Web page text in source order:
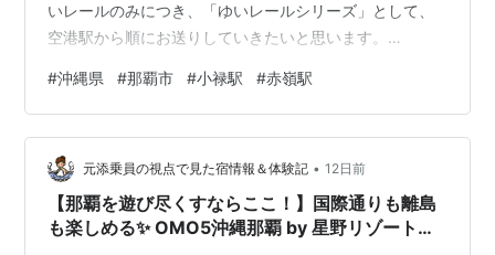
いレールのみにつき、「ゆいレールシリーズ」として、
空港駅から順にお送りしていきたいと思います。
は、赤嶺駅から －ゆいレール／赤嶺駅－・路線 沖縄都市
モノレール線(那覇空港－てだこ浦西間)・開業 2003(平
成15)年8月10日・訪問 初訪問－2013(平成25)年1月・１
日あたり平均乗車人員 1,981 人／日 (2022年)・近隣の都
市駅 (…
#沖縄県 #那覇市 #小禄駅 #赤嶺駅
元添乗員の視点で見た宿情報＆体験記 • 12日前
【那覇を遊び尽くすならここ！】国際通りも離島
も楽しめる✨ OMO5沖縄那覇 by 星野リゾートで